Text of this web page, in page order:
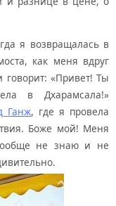
я возвращалась в
как меня вдруг
говорит: «Привет! Ты
в Дхарамсала!»
Ганж, где я провела
Боже мой! Меня
не знаю и не